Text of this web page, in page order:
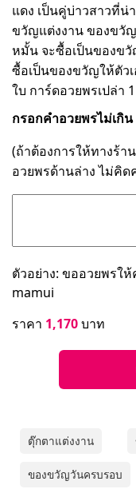
แดง เป็นคู่บ่าวสาวที่น่
ขวัญแต่งงาน ของขวั
หมั้น จะซื้อเป็นของข
ซื้อเป็นของขวัญให้ตัว
ใบ การ์ดอวยพรเปล่า
กรอกคำอวยพรไม่เกิ
(ถ้าต้องการให้ทางร้
อวยพรด้านล่าง ไม่คิด
ตัวอย่าง: ขออวยพรใ
mamui
ราคา 1,170บาท
ตุ๊กตาแต่งงาน
ของขวัญวันครบรอบ